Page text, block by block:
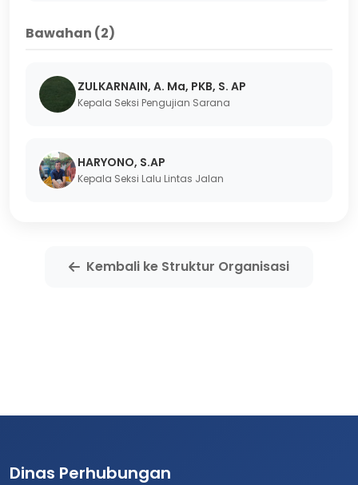
Bawahan (2)
ZULKARNAIN, A. Ma, PKB, S. AP
Kepala Seksi Pengujian Sarana
HARYONO, S.AP
Kepala Seksi Lalu Lintas Jalan
Kembali ke Struktur Organisasi
Dinas Perhubungan